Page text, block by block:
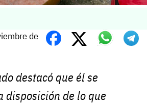
de
destacó que él se
disposición de lo que